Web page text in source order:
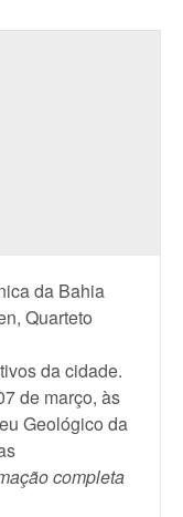
da Bahia
Quarteto
da cidade.
de março, às
Geológico da
completa